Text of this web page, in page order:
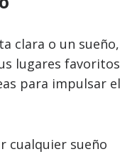
clara o un sueño,
lugares favoritos
para impulsar el
cualquier sueño